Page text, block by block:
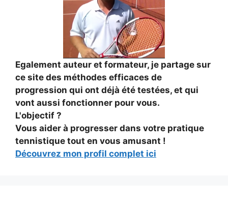
Egalement auteur et formateur, je partage sur
ce site des méthodes efficaces de
progression qui ont déjà été testées, et qui
vont aussi fonctionner pour vous.
L'objectif ?
Vous aider à progresser dans votre pratique
tennistique tout en vous amusant !
Découvrez mon profil complet ici